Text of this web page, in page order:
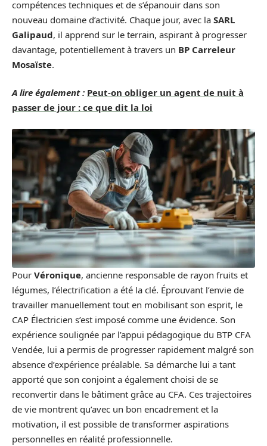
compétences techniques et de s’épanouir dans son
nouveau domaine d’activité. Chaque jour, avec la SARL
Galipaud, il apprend sur le terrain, aspirant à progresser
davantage, potentiellement à travers un BP Carreleur
Mosaïste.
A lire également : Peut-on obliger un agent de nuit à
passer de jour : ce que dit la loi
Pour Véronique, ancienne responsable de rayon fruits et
légumes, l’électrification a été la clé. Éprouvant l’envie de
travailler manuellement tout en mobilisant son esprit, le
CAP Électricien s’est imposé comme une évidence. Son
expérience soulignée par l’appui pédagogique du BTP CFA
Vendée, lui a permis de progresser rapidement malgré son
absence d’expérience préalable. Sa démarche lui a tant
apporté que son conjoint a également choisi de se
reconvertir dans le bâtiment grâce au CFA. Ces trajectoires
de vie montrent qu’avec un bon encadrement et la
motivation, il est possible de transformer aspirations
personnelles en réalité professionnelle.